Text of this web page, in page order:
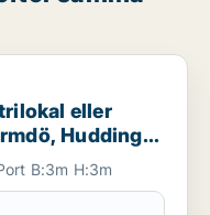
garage för uthyrning i
eller
Huddinge
B:3m H:3m